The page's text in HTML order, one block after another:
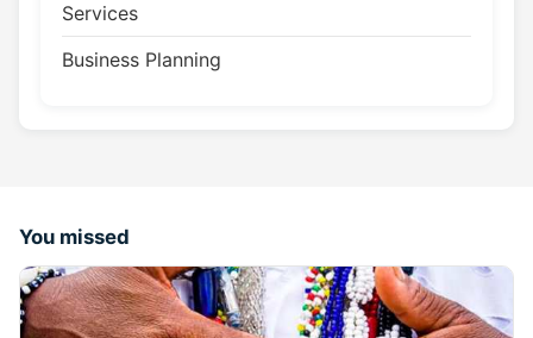
Services
Business Planning
You missed